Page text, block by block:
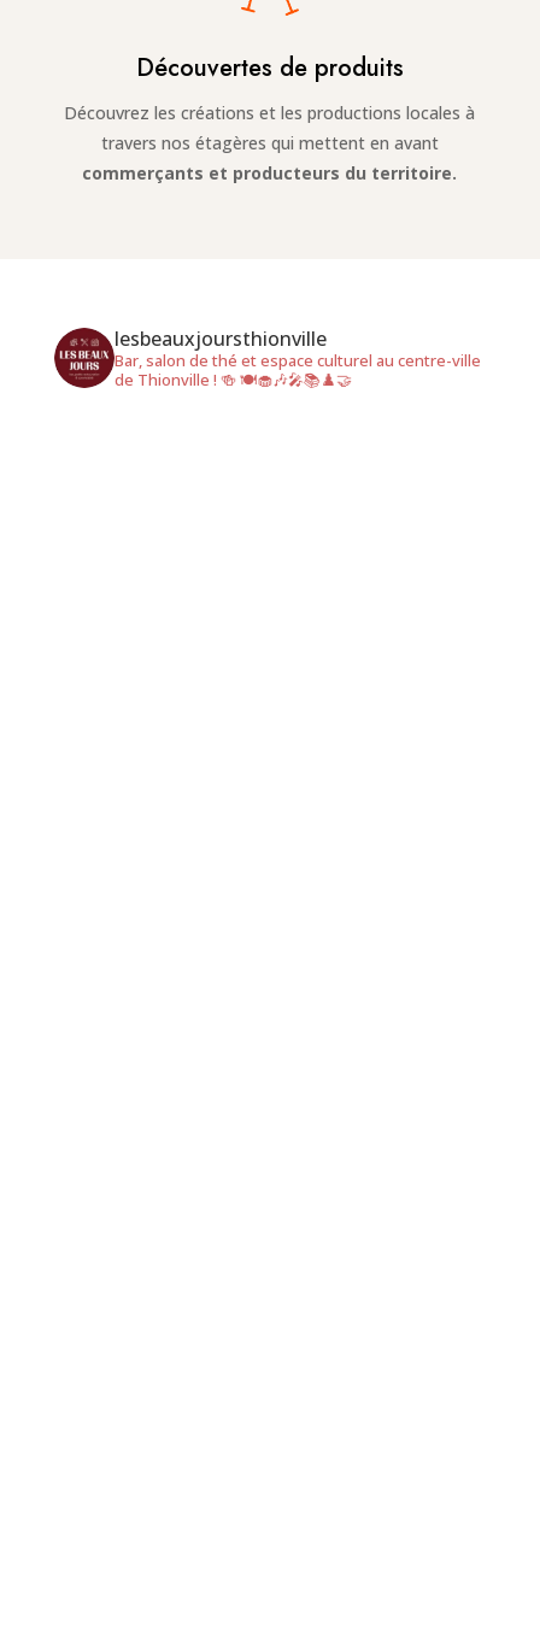
Découvertes de produits
Découvrez les créations et les productions locales à
travers nos étagères qui mettent en avant
commerçants et producteurs du territoire.
lesbeauxjoursthionville
Bar, salon de thé et espace culturel au centre-ville
de Thionville ! 🍻 🍽️🧁🎶🎤📚♟️🤝